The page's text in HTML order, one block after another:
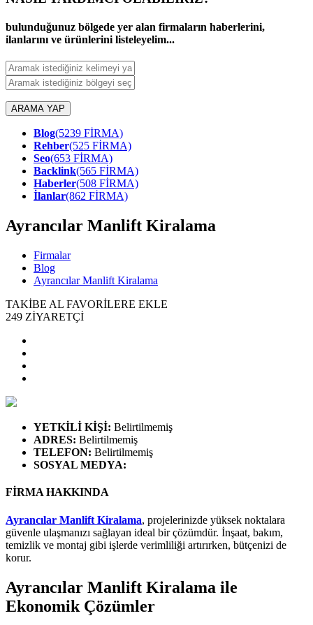
bulunduğunuz bölgede yer alan firmaların haberlerini,
ilanlarını ve ürünlerini listeleyelim...
ARAMA YAP
Blog(5239 FİRMA)
Rehber(525 FİRMA)
Seo(653 FİRMA)
Backlink(565 FİRMA)
Haberler(508 FİRMA)
İlanlar(862 FİRMA)
Ayrancılar Manlift Kiralama
Firmalar
Blog
Ayrancılar Manlift Kiralama
TAKİBE AL FAVORİLERE EKLE
249 ZİYARETÇİ
YETKİLİ KİŞİ: Belirtilmemiş
ADRES: Belirtilmemiş
TELEFON: Belirtilmemiş
SOSYAL MEDYA:
FİRMA HAKKINDA
Ayrancılar Manlift Kiralama, projelerinizde yüksek noktalara
güvenle ulaşmanızı sağlayan ideal bir çözümdür. İnşaat, bakım,
temizlik ve montaj gibi işlerde verimliliği artırırken, bütçenizi de
korur.
Ayrancılar Manlift Kiralama ile
Ekonomik Çözümler